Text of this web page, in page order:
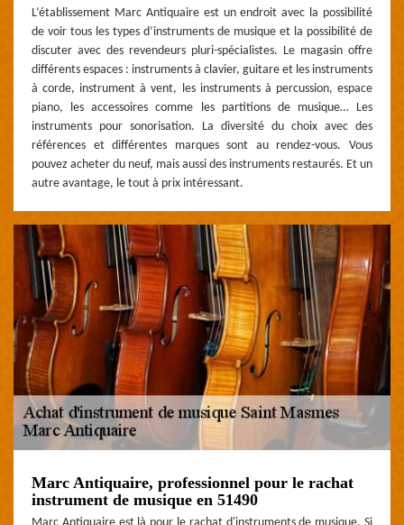
L’établissement Marc Antiquaire est un endroit avec la possibilité
de voir tous les types d’instruments de musique et la possibilité de
discuter avec des revendeurs pluri-spécialistes. Le magasin offre
différents espaces : instruments à clavier, guitare et les instruments
à corde, instrument à vent, les instruments à percussion, espace
piano, les accessoires comme les partitions de musique… Les
instruments pour sonorisation. La diversité du choix avec des
références et différentes marques sont au rendez-vous. Vous
pouvez acheter du neuf, mais aussi des instruments restaurés. Et un
autre avantage, le tout à prix intéressant.
Marc Antiquaire, professionnel pour le rachat
instrument de musique en 51490
Marc Antiquaire est là pour le rachat d'instruments de musique. Si